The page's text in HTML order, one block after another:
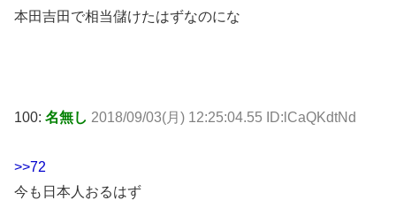
本田吉田で相当儲けたはずなのにな
100: 名無し 2018/09/03(月) 12:25:04.55 ID:lCaQKdtNd
>>72
今も日本人おるはず